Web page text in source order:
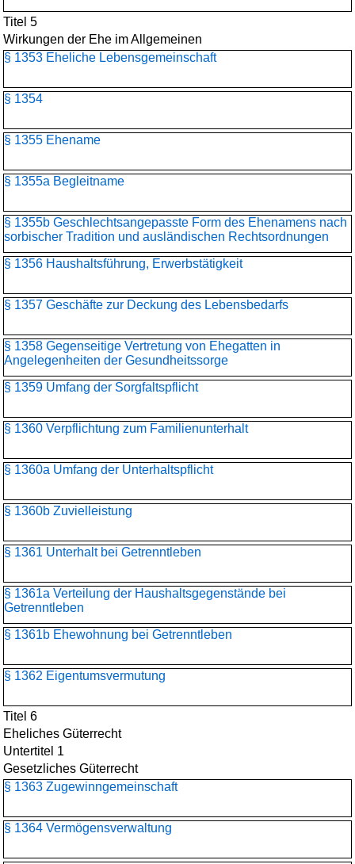
Titel 5
Wirkungen der Ehe im Allgemeinen
§ 1353 Eheliche Lebensgemeinschaft
§ 1354
§ 1355 Ehename
§ 1355a Begleitname
§ 1355b Geschlechtsangepasste Form des Ehenamens nach
sorbischer Tradition und ausländischen Rechtsordnungen
§ 1356 Haushaltsführung, Erwerbstätigkeit
§ 1357 Geschäfte zur Deckung des Lebensbedarfs
§ 1358 Gegenseitige Vertretung von Ehegatten in
Angelegenheiten der Gesundheitssorge
§ 1359 Umfang der Sorgfaltspflicht
§ 1360 Verpflichtung zum Familienunterhalt
§ 1360a Umfang der Unterhaltspflicht
§ 1360b Zuvielleistung
§ 1361 Unterhalt bei Getrenntleben
§ 1361a Verteilung der Haushaltsgegenstände bei
Getrenntleben
§ 1361b Ehewohnung bei Getrenntleben
§ 1362 Eigentumsvermutung
Titel 6
Eheliches Güterrecht
Untertitel 1
Gesetzliches Güterrecht
§ 1363 Zugewinngemeinschaft
§ 1364 Vermögensverwaltung